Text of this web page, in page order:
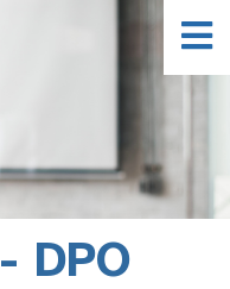
DPO